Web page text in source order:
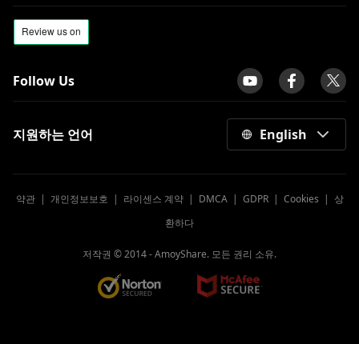
Follow Us
지원하는 언어 English
약관| 개인정보보호 | 라이센스 계약| DMCA| GDPR| Cookies | 상
환하다
저작권 © 2014 -AmoyShare. 모든 권리 소유.